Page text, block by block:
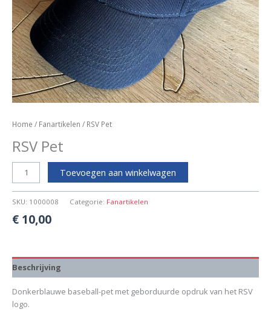
Home / Fanartikelen / RSV Pet
RSV Pet
Toevoegen aan winkelwagen
SKU: 1000008 Categorie: Fanartikelen
€ 10,00
Beschrijving
Donkerblauwe baseball-pet met geborduurde opdruk van het RSV
logo.